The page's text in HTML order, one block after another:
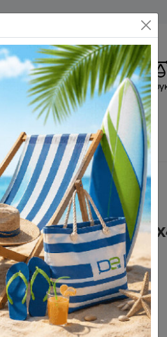
Αγαπημένα
Καρέκλες Παραλίας
- Σταδίου
15327
(0 Αξιολογήσεις)
Close